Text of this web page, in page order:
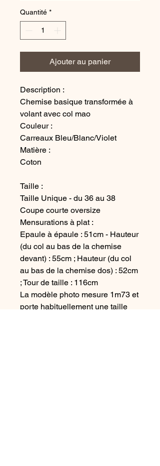
Quantité *
Ajouter au panier
Description :
Chemise basique transformée à
volant avec col mao
Couleur :
Carreaux Bleu/Blanc/Violet
Matière :
Coton
Taille :
Taille Unique - du 36 au 38
Coupe courte oversize
Mensurations à plat :
Epaule à épaule : 51cm - Hauteur
(du col au bas de la chemise
devant) : 55cm ; Hauteur (du col
au bas de la chemise dos) : 52cm
; Tour de taille : 116cm
La modèle photo mesure 1m73 et
porte habituellement une taille